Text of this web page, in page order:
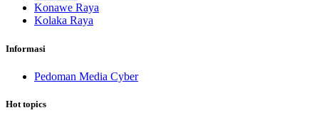
Konawe Raya
Kolaka Raya
Informasi
Pedoman Media Cyber
Hot topics